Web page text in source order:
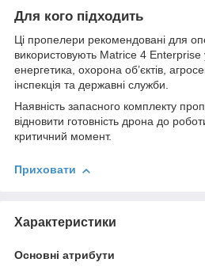
Для кого підходить
Ці пропелери рекомендовані для
використовують Matrice 4 Enterprise
енергетика, охорона об’єктів,
інспекція та державні служби.
Наявність запасного комплекту
відновити готовність дрона до
критичний момент.
Приховати
Характеристики
Основні атрибути